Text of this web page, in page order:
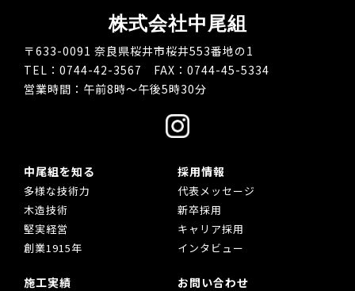
株式会社中尾組
〒633-0091 奈良県桜井市桜井553番地の1
TEL：0744-42-3567 FAX：0744-45-5334
営業時間：午前8時～午後5時30分
中尾組を知る
多様な技術力
木造技術
堅実経営
創業1915年
採用情報
代表メッセージ
新卒採用
キャリア採用
インタビュー
施工実績 お問い合わせ